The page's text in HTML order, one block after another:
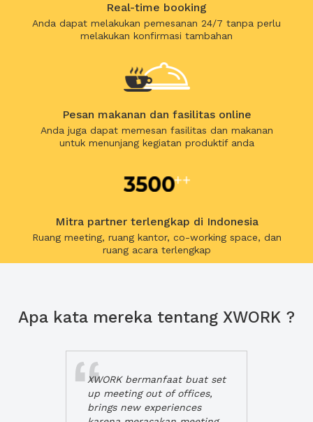
Real-time booking
Anda dapat melakukan pemesanan 24/7 tanpa perlu
melakukan konfirmasi tambahan
Pesan makanan dan fasilitas online
Anda juga dapat memesan fasilitas dan makanan
untuk menunjang kegiatan produktif anda
Mitra partner terlengkap di Indonesia
Ruang meeting, ruang kantor, co-working space, dan
ruang acara terlengkap
Apa kata mereka tentang XWORK ?
XWORK bermanfaat buat set
up meeting out of offices,
brings new experiences